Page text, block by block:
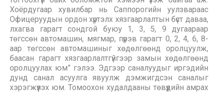
Хоёрдугаар хувилбар нь Саппорогийн уулзвараас
Офицеруудын ордон хүртэлх хязгаарлалтын бүст даваа,
лхагва гарагт сондгой буюу 1, 3, 5, 9 дугаараар
төгссөн автомашин, мягмар, пүрэв гарагт 0, 2, 4, 6, 8-
аар төгссөн автомашиныг хөдөлгөөнд оролцуулж,
баасан гарагт хязгаарлалтгүйгээр замын хөдөлгөөнд
оролцуулах юм” гэлээ. Эдгээр саналуудыг иргэдийн
дунд санал асуулга явуулж дэмжигдсэн саналыг
хэрэгжүүлэх юм. Томоохон худалдааны төвүүдийн амрах